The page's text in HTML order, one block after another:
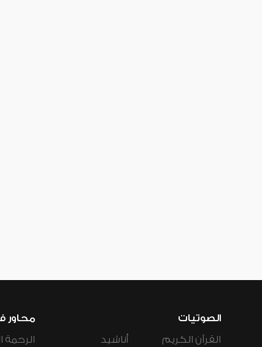
الصوتيات
القرآن الكريم
أناشيد
محاور
الرحمة